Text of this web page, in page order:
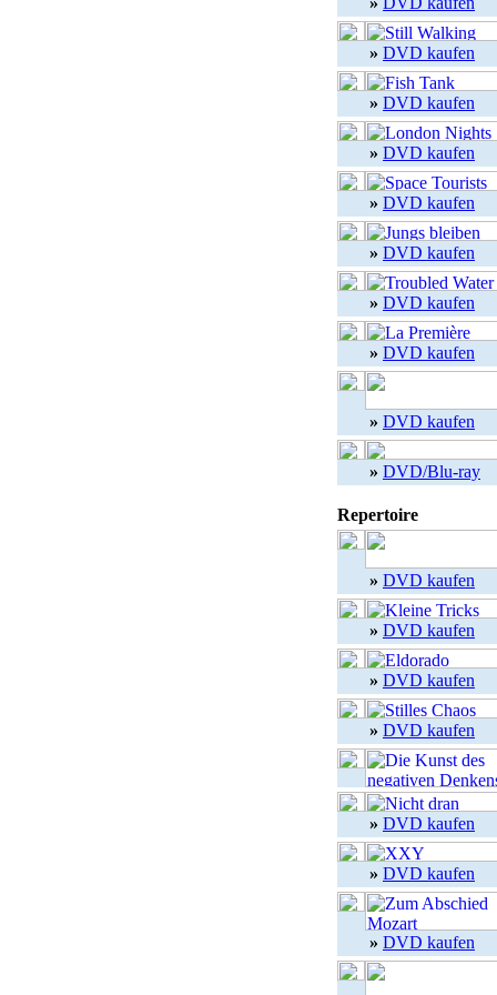
» DVD kaufen
» DVD kaufen
» DVD kaufen
» DVD kaufen
» DVD kaufen
» DVD kaufen
» DVD kaufen
» DVD kaufen
» DVD/Blu-ray
Repertoire
» DVD kaufen
» DVD kaufen
» DVD kaufen
» DVD kaufen
» DVD kaufen
» DVD kaufen
» DVD kaufen